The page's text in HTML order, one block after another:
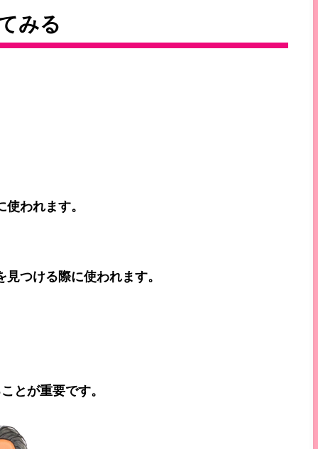
みる
われます。
つける際に使われます。
とが重要です。